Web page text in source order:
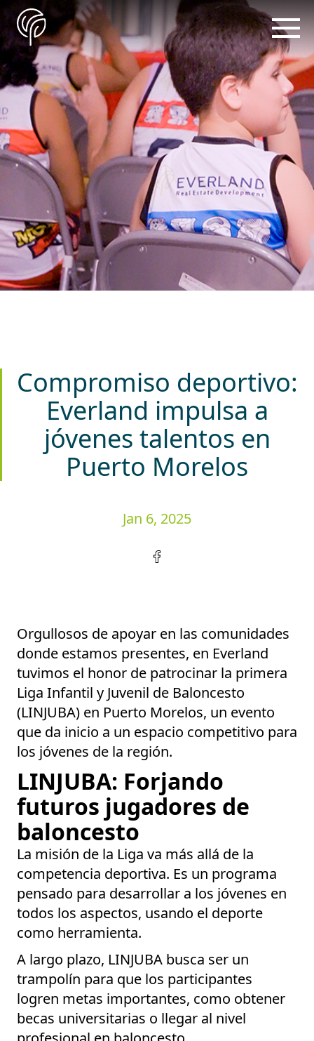
Compromiso deportivo:
Everland impulsa a
jóvenes talentos en
Puerto Morelos
Jan 6, 2025
Orgullosos de apoyar en las comunidades
donde estamos presentes, en Everland
tuvimos el honor de patrocinar la primera
Liga Infantil y Juvenil de Baloncesto
(LINJUBA) en Puerto Morelos, un evento
que da inicio a un espacio competitivo para
los jóvenes de la región.
LINJUBA: Forjando
futuros jugadores de
baloncesto
La misión de la Liga va más allá de la
competencia deportiva. Es un programa
pensado para desarrollar a los jóvenes en
todos los aspectos, usando el deporte
como herramienta.
A largo plazo, LINJUBA busca ser un
trampolín para que los participantes
logren metas importantes, como obtener
becas universitarias o llegar al nivel